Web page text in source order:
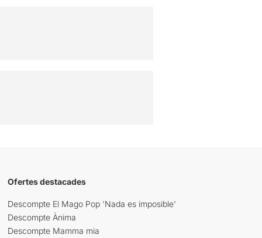
Ofertes destacades
Descompte El Mago Pop 'Nada es imposible'
Descompte Ànima
Descompte Mamma mia